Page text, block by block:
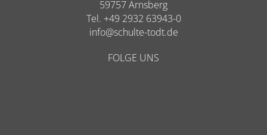
59757 Arnsberg
Tel. +49 2932 63943-0
info@schulte-todt.de
FOLGE UNS